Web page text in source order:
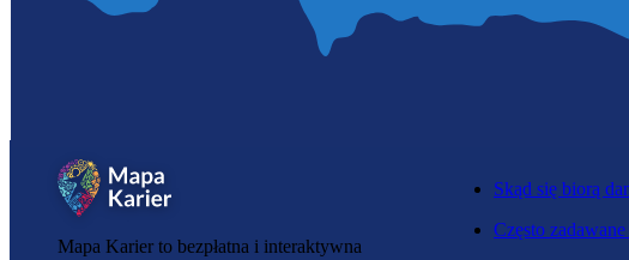
Mapa Karier to bezpłatna i interaktywna
Skąd się biorą
Często